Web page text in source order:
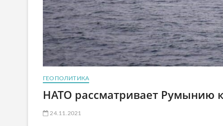
ГЕОПОЛИТИКА
НАТО рассматривает Румынию
24.11.2021